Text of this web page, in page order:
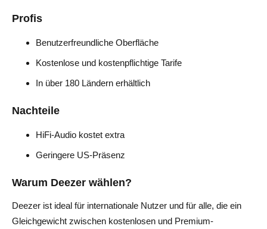
Profis
Benutzerfreundliche Oberfläche
Kostenlose und kostenpflichtige Tarife
In über 180 Ländern erhältlich
Nachteile
HiFi-Audio kostet extra
Geringere US-Präsenz
Warum Deezer wählen?
Deezer ist ideal für internationale Nutzer und für alle, die ein
Gleichgewicht zwischen kostenlosen und Premium-